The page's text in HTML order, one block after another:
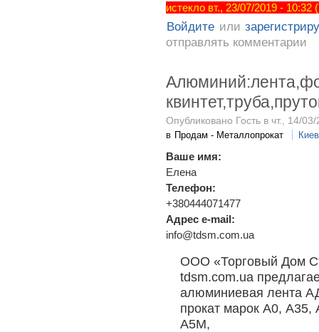
истекло вт., 23/07/2019 -
Войдите или
отправлять комментарии
Опубликовано Гость в чт., 14/
в Продам - Металлопрокат Киев
Ваше имя:
Елена
Телефон:
+380444071477
Адрес e-mail:
info@tdsm.com.ua
ООО «Торговый Дом
tdsm.com.ua
алюминиевая лента
прокат марок А0,
А5М,